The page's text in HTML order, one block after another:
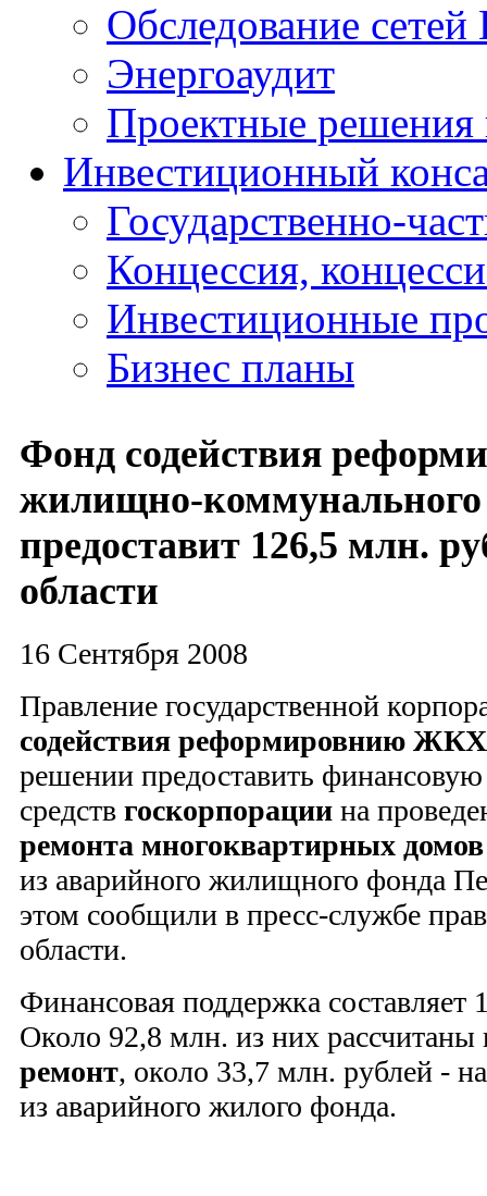
Обследование
Энергоаудит
Проектные решения
Инвестиционный
Государственно-
Концессия,
Инвестиционные
Бизнес планы
Фонд содействия
жилищно-коммунального
предоставит 126,5 млн.
области
16 Сентября 2008
Правление государственной
содействия реформировнию ЖКХ
решении предоставить финансовую
средств госкорпорации на
ремонта многоквартирных домов
из аварийного жилищного фонда
этом сообщили в пресс-службе
области.
Финансовая поддержка составляет
Около 92,8 млн. из них
ремонт, около 33,7 млн. рублей -
из аварийного жилого фонда.